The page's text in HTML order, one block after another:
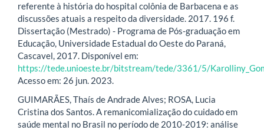
referente à história do hospital colônia de Barbacena e as
discussões atuais a respeito da diversidade. 2017. 196 f.
Dissertação (Mestrado) - Programa de Pós-graduação em
Educação, Universidade Estadual do Oeste do Paraná,
Cascavel, 2017. Disponível em:
https://tede.unioeste.br/bitstream/tede/3361/5/
Acesso em: 26 jun. 2023.
GUIMARÃES, Thaís de Andrade Alves; ROSA, Lucia
Cristina dos Santos. A remanicomialização do cuidado em
saúde mental no Brasil no período de 2010-2019: análise